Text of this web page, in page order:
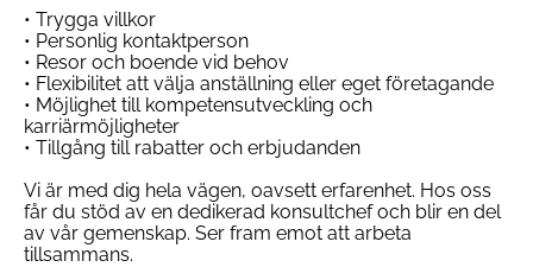
• Trygga villkor
• Personlig kontaktperson
• Resor och boende vid behov
• Flexibilitet att välja anställning eller eget företagande
• Möjlighet till kompetensutveckling och
karriärmöjligheter
• Tillgång till rabatter och erbjudanden
Vi är med dig hela vägen, oavsett erfarenhet. Hos oss
får du stöd av en dedikerad konsultchef och blir en del
av vår gemenskap. Ser fram emot att arbeta
tillsammans.